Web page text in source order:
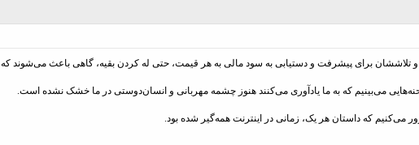
تلاششان برای پیشرفت و دستیابی به سود مالی به هر قیمت، حتی له کردن بقیه، گاهی باعث می‌شوند
صحنه‌هایی می‌بینیم که به ما یادآوری می‌کنند هنوز چشمه مهربانی و انسان‌دوستی در ما خشک نشده است.
می‌کنیم که داستان هر یک، زمانی در اینترنت همه‌گیر شده بود.